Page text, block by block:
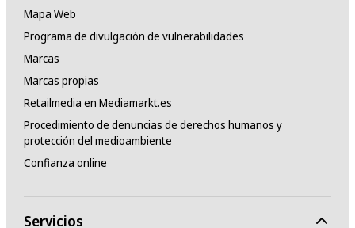
Mapa Web
Programa de divulgación de vulnerabilidades
Marcas
Marcas propias
Retailmedia en Mediamarkt.es
Procedimiento de denuncias de derechos humanos y
protección del medioambiente
Confianza online
Servicios